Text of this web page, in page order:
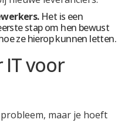
Het is een
stap om hen bewust
ze hierop kunnen letten.
IT voor
maar je hoeft